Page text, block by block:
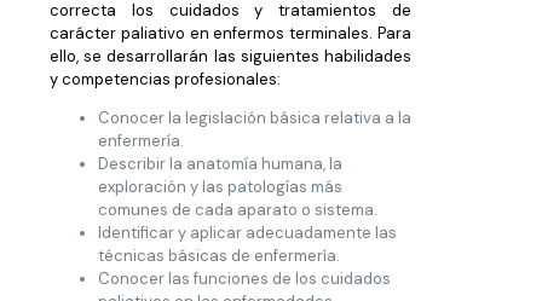
correcta los cuidados y tratamientos de
carácter paliativo en enfermos terminales. Para
ello, se desarrollarán las siguientes habilidades
y competencias profesionales:
Conocer la legislación básica relativa a la
enfermería.
Describir la anatomía humana, la
exploración y las patologías más
comunes de cada aparato o sistema.
Identificar y aplicar adecuadamente las
técnicas básicas de enfermería.
Conocer las funciones de los cuidados